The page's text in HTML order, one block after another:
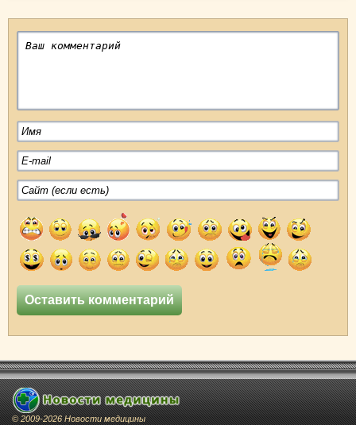
© 2009-2026 Новости медицины